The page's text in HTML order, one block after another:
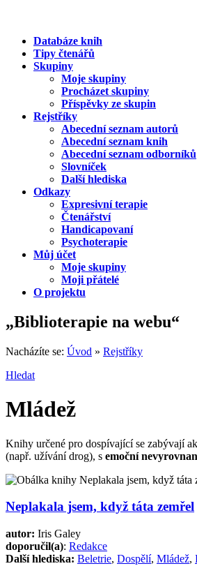
Databáze knih
Tipy čtenářů
Skupiny
Moje skupiny
Procházet skupiny
Příspěvky ze skupin
Rejstříky
Abecední seznam autorů
Abecední seznam knih
Abecední seznam odborníků
Slovníček
Další hlediska
Odkazy
Expresivní terapie
Čtenářství
Handicapovaní
Psychoterapie
Můj účet
Moje skupiny
Moji přátelé
O projektu
„Biblioterapie na webu“
Nacházíte se: Úvod » Rejstříky
Hledat
Mládež
Knihy určené pro dospívající se zabývají
(např. užívání drog), s emoční
Neplakala jsem, když táta zemřel
autor: Iris Galey
doporučil(a): Redakce
Další hlediska: Beletrie, Dospělí, Mládež,